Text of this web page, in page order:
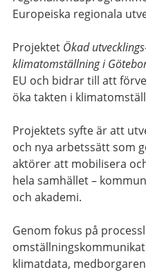
Europeiska regionala
Projektet Ökad
klimatomställning i
EU och bidrar till att
öka takten i
Projektets syfte är att
och nya arbetssätt som
aktörer att mobilisera
hela samhället –
och akademi.
Genom fokus på
klimatdata,